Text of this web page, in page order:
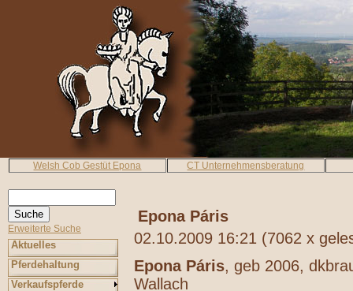
Welsh Cob Gestüt Epona CT Unternehmensberatung
Erweiterte Suche
Aktuelles
Pferdehaltung
Verkaufspferde
Epona Páris
02.10.2009 16:21 (7062 x
Epona Páris, geb 2006,
Wallach